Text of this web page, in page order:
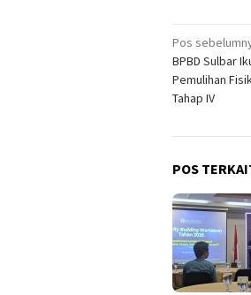
pos
Pos
BPBD Sulbar
Pemulihan
Tahap IV
POS